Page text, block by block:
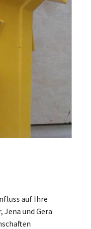
auf Ihre
und Gera